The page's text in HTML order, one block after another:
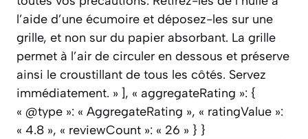
l’aide d’une écumoire et déposez-les sur une
grille, et non sur du papier absorbant. La grille
permet à l’air de circuler en dessous et préserve
ainsi le croustillant de tous les côtés. Servez
immédiatement. » ], « aggregateRating »: {
« @type »: « AggregateRating », « ratingValue »:
« 4.8 », « reviewCount »: « 26 » } }